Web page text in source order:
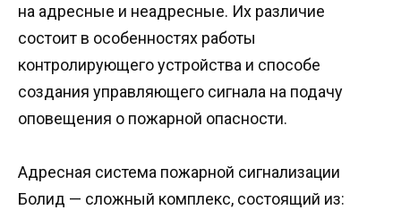
на адресные и неадресные. Их различие
состоит в особенностях работы
контролирующего устройства и способе
создания управляющего сигнала на подачу
оповещения о пожарной опасности.
Адресная система пожарной сигнализации
Болид — сложный комплекс, состоящий из: